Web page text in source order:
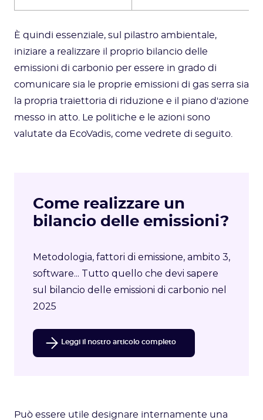
È quindi essenziale, sul pilastro ambientale,
iniziare a realizzare il proprio bilancio delle
emissioni di carbonio per essere in grado di
comunicare sia le proprie emissioni di gas serra sia
la propria traiettoria di riduzione e il piano d'azione
messo in atto. Le politiche e le azioni sono
valutate da EcoVadis, come vedrete di seguito.
Come realizzare un
bilancio delle emissioni?
Metodologia, fattori di emissione, ambito 3,
software... Tutto quello che devi sapere
sul bilancio delle emissioni di carbonio nel
2025
Leggi il nostro articolo completo
Può essere utile designare internamente una